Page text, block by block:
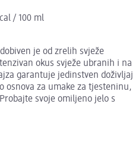
/ 100 ml
je od zrelih svježe
okus svježe ubranih i na
garantuje jedinstven doživljaj
osnova za umake za tjesteninu,
svoje omiljeno jelo s